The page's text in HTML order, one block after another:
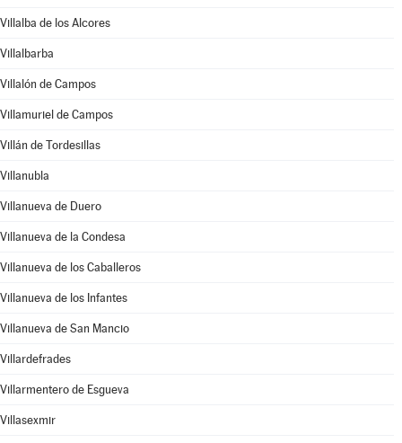
Villalba de los Alcores
Villalbarba
Villalón de Campos
Villamuriel de Campos
Villán de Tordesillas
Villanubla
Villanueva de Duero
Villanueva de la Condesa
Villanueva de los Caballeros
Villanueva de los Infantes
Villanueva de San Mancio
Villardefrades
Villarmentero de Esgueva
Villasexmir